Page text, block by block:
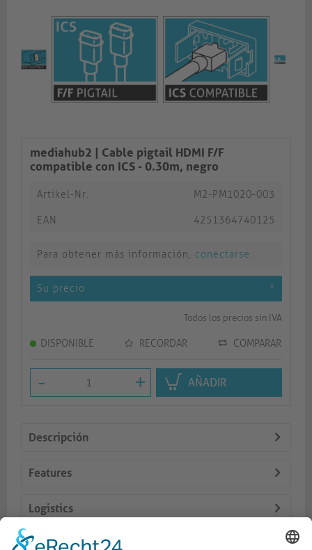
mediahub2 | Cable pigtail HDMI F/F
compatible con ICS - 0.30m, negro
Artikel-Nr. M2-PM1020-003
EAN 4251364740125
Para obtener más información, conectarse.
Su precio *
Todos los precios sin IVA
DISPONIBLE RECORDAR COMPARAR
- + AÑADIR
Descripción
Features
Logistics
Dokumente